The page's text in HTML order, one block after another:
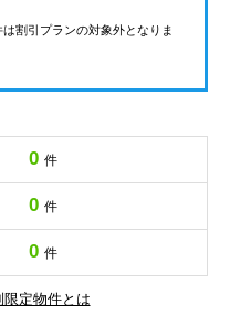
割引プランの対象外となりま
0 件
0 件
0 件
定物件とは